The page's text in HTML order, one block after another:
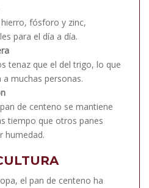
fósforo y zinc,
para el día a día.
tenaz que el del trigo, lo que
muchas personas.
de centeno se mantiene
tiempo que otros panes
humedad.
el pan de centeno ha